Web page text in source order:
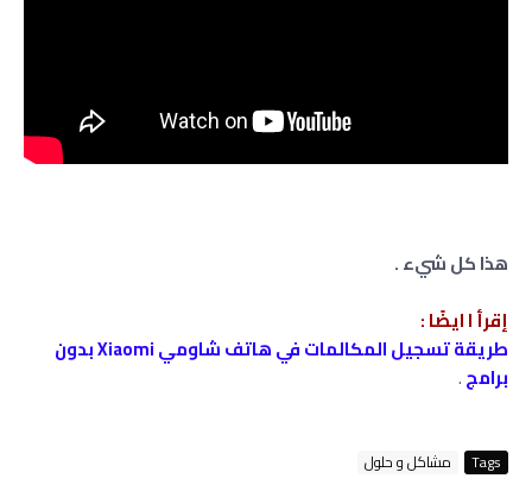
هذا كل شيء .
إقرأ ا ايضًا :
طريقة تسجيل المكالمات في هاتف شاومي Xiaomi بدون
برامج.
Tags مشاكل و حلول